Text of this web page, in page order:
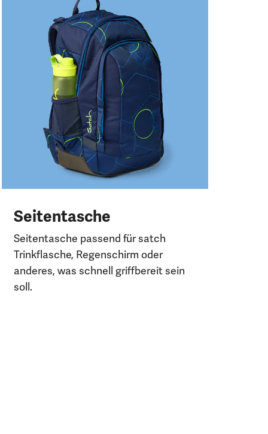
Seitentasche
Seitentasche passend für satch
Trinkflasche, Regenschirm oder
anderes, was schnell griffbereit sein
soll.